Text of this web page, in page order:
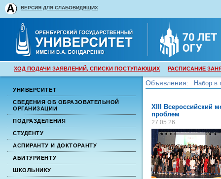
ВЕРСИЯ ДЛЯ СЛАБОВИДЯЩИХ
ХОД ПОДАЧИ ЗАЯВЛЕНИЙ, СПИСКИ ПОСТУПАЮЩИХ РАСПИСАНИЕ
УНИВЕРСИТЕТ
СВЕДЕНИЯ ОБ ОБРАЗОВАТЕЛЬНОЙ
ОРГАНИЗАЦИИ
ПОДРАЗДЕЛЕНИЯ
СТУДЕНТУ
АСПИРАНТУ И ДОКТОРАНТУ
АБИТУРИЕНТУ
ШКОЛЬНИКУ
Объявления:
Набор в
XIII Всероссийский
проблем
27.05.26